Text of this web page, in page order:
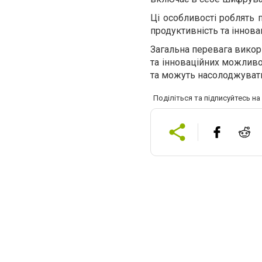
Ці особливості
продуктивність та
Загальна перевага
та інноваційних
та можуть
Поділіться та підписуйтесь